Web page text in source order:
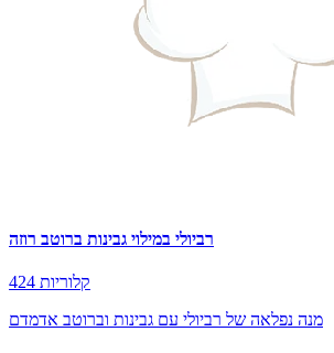
רביולי במילוי גבינות ברוטב רוזה
424 קלוריות
מנה נפלאה של רביולי עם גבינות וברוטב אדמדם